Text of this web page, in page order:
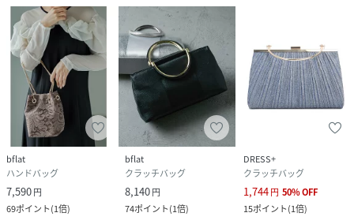
bflat
ハンドバッグ
7,590円
69ポイント(1倍)
bflat
クラッチバッグ
8,140円
74ポイント(1倍)
DRESS+
クラッチバッグ
1,744円 50%OFF
15ポイント(1倍)